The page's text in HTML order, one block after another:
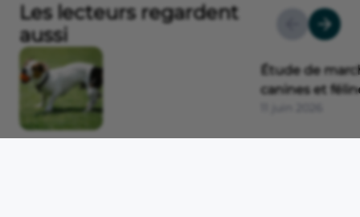
Les lecteurs regardent
aussi
Étude de
canines et